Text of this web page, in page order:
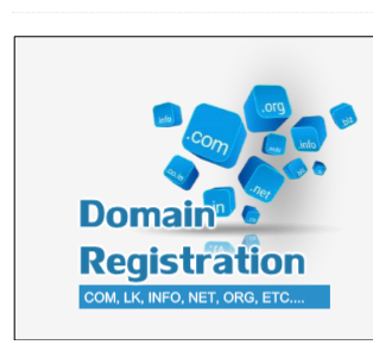
மற்றும் சிறப்புப் பரிசுகள்